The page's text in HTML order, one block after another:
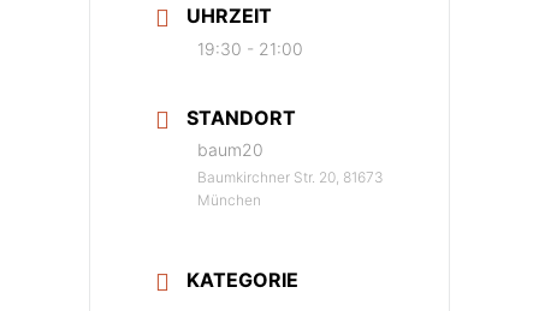
UHRZEIT
19:30 - 21:00
STANDORT
baum20
Baumkirchner Str. 20, 81673
München
KATEGORIE